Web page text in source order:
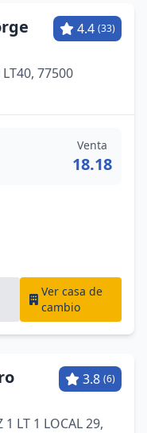
4.4 (33)
77500
Venta
18.18
Ver casa de
cambio
3.8 (6)
LT 1 LOCAL 29,